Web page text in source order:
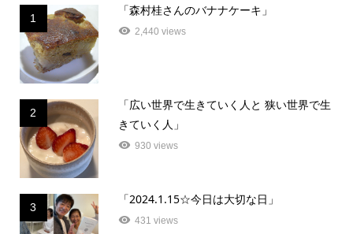
1
「森村桂さんのバナナケーキ」
2,440 views
2
「広い世界で生きていく人と 狭い世界で生
きていく人」
930 views
3
「2024.1.15☆今日は大切な日」
431 views